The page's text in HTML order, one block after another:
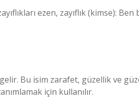
ezen, zayıflık (kimse):
Bu isim zarafet, güzellik ve
için kullanılır.